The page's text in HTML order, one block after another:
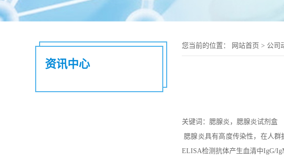
资讯中心
您当前的位置： 网站首页 > 公司
关键词：腮腺炎， 腮腺炎试剂盒
腮腺炎具有高度传染性，在人
ELISA检测抗体产生血清中IgG/